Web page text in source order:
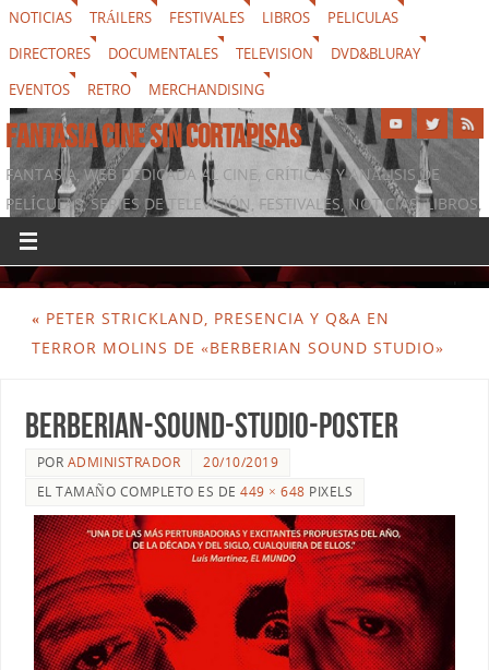
NOTICIAS TRÁILERS FESTIVALES LIBROS
PELICULAS
DIRECTORES
DOCUMENTALES TELEVISION
DVD&BLURAY
EVENTOS
RETRO MERCHANDISING
FANTASIA CINE SIN CORTAPISAS
FANTASIA, WEB DEDICADA AL CINE, CRÍTICAS Y ANÁLISIS DE
PELÍCULAS, SERIES DE TELEVISIÓN, FESTIVALES, NOTICIAS, LIBROS,
DVD & BLURAY, MERCHANDISING Y TODO LO QUE RODEA AL
SÉPTIMO ARTE
« PETER STRICKLAND, PRESENCIA Y Q&A EN
TERROR MOLINS DE «BERBERIAN SOUND STUDIO»
berberian-sound-studio-poster
POR ADMINISTRADOR
20/10/2019
EL TAMAÑO COMPLETO ES DE449 × 648 PIXELS